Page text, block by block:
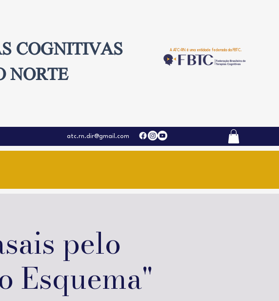
COGNITIVAS
NORTE
A ATC-RN é uma entidade federada da FBTC.
atc.rn.dir@gmail.com
pelo
Esquema"